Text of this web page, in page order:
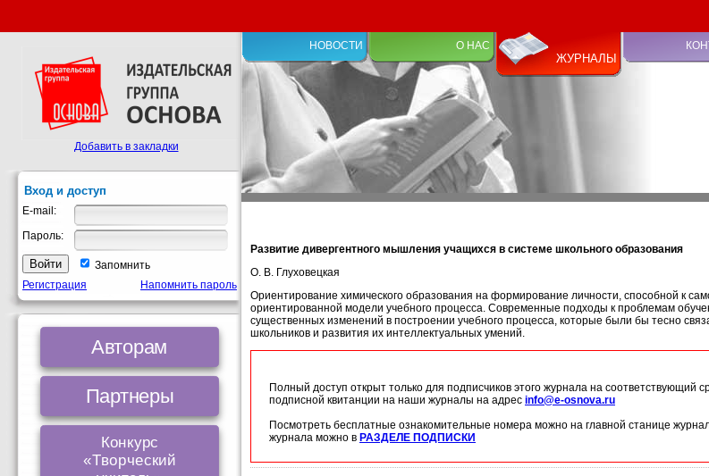
НОВОСТИ О НАС
ЖУРНАЛЫ
Развитие дивергентного мышления учащихся в системе школьного образования
О. В. Глуховецкая
Ориентирование химического образования на формирование личности, способной к
ориентированной модели учебного процесса. Современные подходы к проблемам
существенных изменений в построении учебного процесса, которые были бы тесно
школьников и развития их интеллектуальных умений.
Полный доступ открыт только для подписчиков этого журнала на соответствующий
подписной квитанции на наши журналы на адрес info@e-osnova.ru
Посмотреть бесплатные ознакомительные номера можно на главной станице
журнала можно в РАЗДЕЛЕ ПОДПИСКИ
Добавить в закладки
Вход и доступ
E-mail:
Пароль:
Запомнить
Регистрация
Напомнить пароль
Авторам
Партнеры
Конкурс
«Творческий